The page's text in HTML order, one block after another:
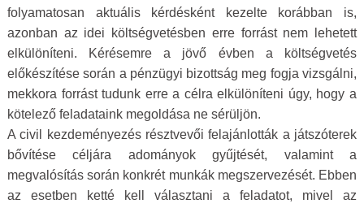
folyamatosan aktuális kérdésként kezelte korábban is,
azonban az idei költségvetésben erre forrást nem lehetett
elkülöníteni. Kérésemre a jövő évben a költségvetés
előkészítése során a pénzügyi bizottság meg fogja vizsgálni,
mekkora forrást tudunk erre a célra elkülöníteni úgy, hogy a
kötelező feladataink megoldása ne sérüljön.
A civil kezdeményezés résztvevői felajánlották a játszóterek
bővítése céljára adományok gyűjtését, valamint a
megvalósítás során konkrét munkák megszervezését. Ebben
az esetben ketté kell választani a feladatot, mivel az